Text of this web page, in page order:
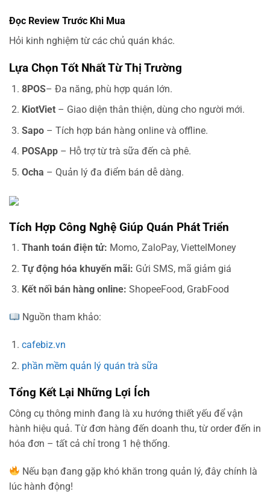
Đọc Review Trước Khi Mua
Hỏi kinh nghiệm từ các chủ quán khác.
Lựa Chọn Tốt Nhất Từ Thị Trường
8POS– Đa năng, phù hợp quán lớn.
KiotViet– Giao diện thân thiện, dùng cho người mới.
Sapo– Tích hợp bán hàng online và offline.
POSApp– Hỗ trợ từ trà sữa đến cà phê.
Ocha – Quản lý đa điểm bán dễ dàng.
Tích Hợp Công Nghệ Giúp Quán Phát Triển
Thanh toán điện tử: Momo, ZaloPay, ViettelMoney
Tự động hóa khuyến mãi: Gửi SMS, mã giảm giá
Kết nối bán hàng online: ShopeeFood, GrabFood
Nguồn tham khảo:
cafebiz.vn
phần mềm quản lý quán trà sữa
Tổng Kết Lại Những Lợi Ích
Công cụ thông minh đang là xu hướng thiết yếu để vận
hành hiệu quả. Từ đơn hàng đến doanh thu, từ order đến in
hóa đơn – tất cả chỉ trong 1 hệ thống.
Nếu bạn đang gặp khó khăn trong quản lý, đây chính là
lúc hành động!